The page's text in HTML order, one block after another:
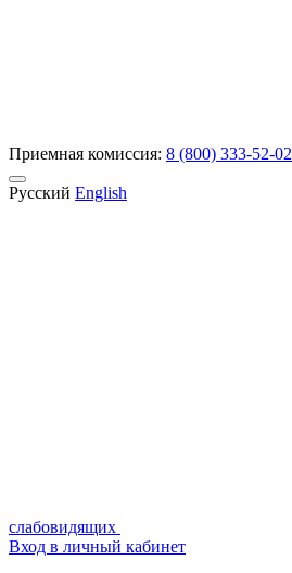
Приемная комиссия: 8 (800) 333-52-02
Русский English
слабовидящих
Вход в личный кабинет